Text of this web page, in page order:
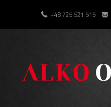
+48 725 521 515